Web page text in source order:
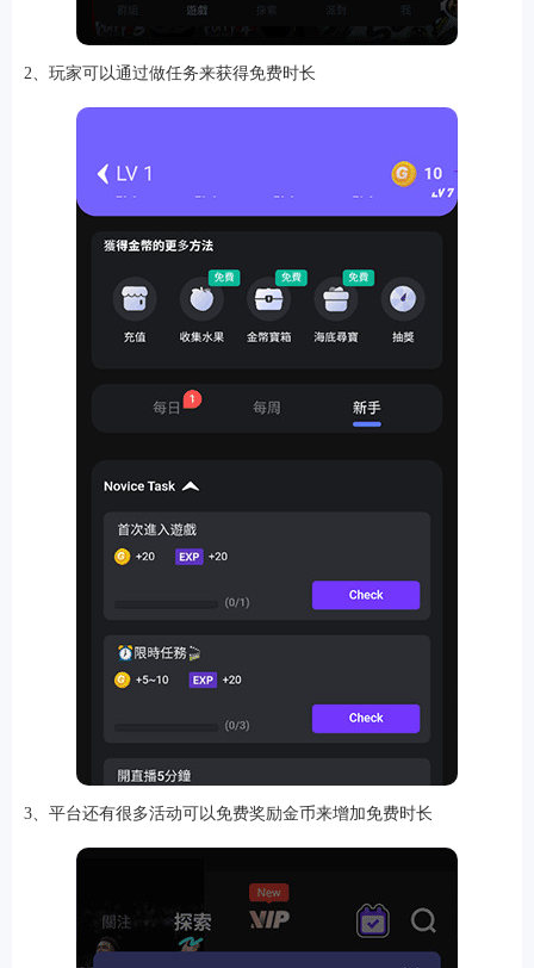
2、玩家可以通过做任务来获得免费时长
3、平台还有很多活动可以免费奖励金币来增加免费时长